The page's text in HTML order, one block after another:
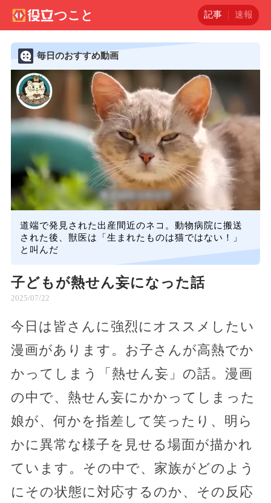
記事 速報
毎日のおすすめ動画
道端で発見された出産間近のネコ。動物病院に搬送
された後、獣医は「生まれたものは猫ではない！」
と叫んだ
子どもが熱せん妄になった話
2025/07/22
今日は皆さんに強烈にオススメしたい
漫画があります。お子さんが高熱でか
かってしまう「熱せん妄」の話。漫画
の中で、熱せん妄にかかってしまった
娘が、何かを指差して笑ったり、明ら
かに異常な様子を見せる場面が描かれ
ています。その中で、家族がどのよう
にその状態に対応するのか、その反応